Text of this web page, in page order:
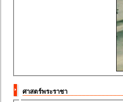
ศาสตร์พระราชา